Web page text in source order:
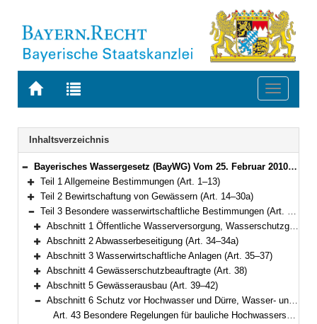
Zur
BAYERN.RECHT
Zur
letzten
Suche
Toggle
Navigation
Inhaltsverzeichnis
Bereich reduzieren
Bayerisches Wassergesetz (BayWG) Vom 25. Februar 2010 (GVBl. S. 66, 130) BayRS 753-1-U (Art. 1–101)
Bereich erweitern
Teil 1 Allgemeine Bestimmungen (Art. 1–13)
Bereich erweitern
Teil 2 Bewirtschaftung von Gewässern (Art. 14–30a)
Bereich reduzieren
Teil 3 Besondere wasserwirtschaftliche Bestimmungen (Art. 31–55)
Bereich erweitern
Abschnitt 1 Öffentliche Wasserversorgung, Wasserschutzgebiete, Heilquellenschutz (Art. 31–33)
Bereich erweitern
Abschnitt 2 Abwasserbeseitigung (Art. 34–34a)
Bereich erweitern
Abschnitt 3 Wasserwirtschaftliche Anlagen (Art. 35–37)
Bereich erweitern
Abschnitt 4 Gewässerschutzbeauftragte (Art. 38)
Bereich erweitern
Abschnitt 5 Gewässerausbau (Art. 39–42)
Bereich reduzieren
Abschnitt 6 Schutz vor Hochwasser und Dürre, Wasser- und Eisgefahr (Art. 43–50)
Art. 43 Besondere Regelungen für bauliche Hochwasserschutzmaßnahmen